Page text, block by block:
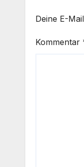
Deine E-
Kommentar